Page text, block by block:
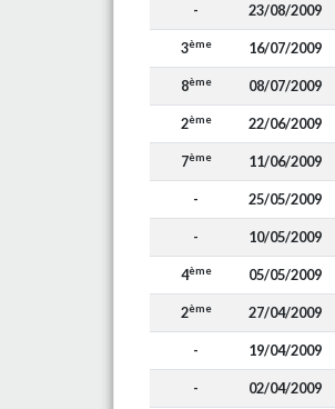
- 23/08/2009
3ème 16/07/2009
8ème 08/07/2009
2ème 22/06/2009
7ème 11/06/2009
- 25/05/2009
- 10/05/2009
4ème 05/05/2009
2ème 27/04/2009
- 19/04/2009
- 02/04/2009